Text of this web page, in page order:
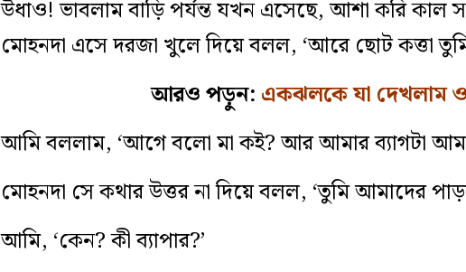
উধাও! ভাবলাম বাড়ি পর্যন্ত যখন এসেছে, আশা করি
মোহনদা এসে দরজা খুলে দিয়ে বলল, ‘আরে ছোট কত্তা
আরও পড়ুন: একঝলকে যা দেখলাম
আমি বললাম, ‘আগে বলো মা কই? আর আমার ব্যাগটা
মোহনদা সে কথার উত্তর না দিয়ে বলল, ‘তুমি আমাদের
আমি, ‘কেন? কী ব্যাপার?’